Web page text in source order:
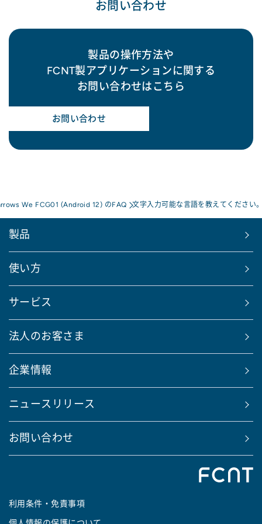
お問い合わせ
製品の操作方法や
FCNT製アプリケーションに関する
お問い合わせはこちら
お問い合わせ
We FCG01 (Android 12) のFAQ 文字入力可能な言語を教えてください
製品
使い方
サービス
法人のお客さま
企業情報
ニュースリリース
お問い合わせ
利用条件・免責事項